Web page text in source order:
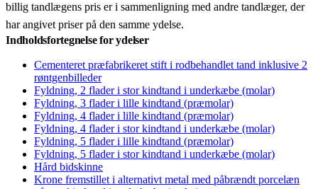
billig tandlægens pris er i sammenligning med andre tandlæger, der
har angivet priser på den samme ydelse.
Indholdsfortegnelse for ydelser
Cementeret præfabrikeret stift i rodbehandlet tand inklusive 2
røntgenbilleder
Fyldning, 2 flader i stor kindtand i underkæbe (molar)
Fyldning, 3 flader i lille kindtand (præmolar)
Fyldning, 4 flader i lille kindtand (præmolar)
Fyldning, 4 flader i stor kindtand i underkæbe (molar)
Fyldning, 5 flader i lille kindtand (præmolar)
Fyldning, 5 flader i stor kindtand i underkæbe (molar)
Hård bidskinne
Krone fremstillet i alternativt metal med påbrændt porcelæn